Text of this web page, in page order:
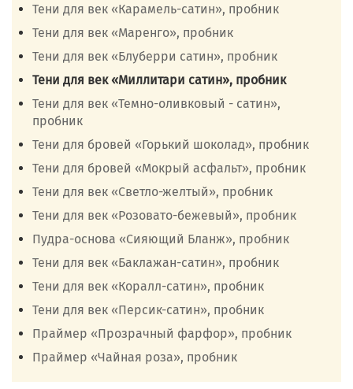
Тени для век «Карамель-сатин», пробник
Тени для век «Маренго», пробник
Тени для век «Блуберри сатин», пробник
Тени для век «Миллитари сатин», пробник
Тени для век «Темно-оливковый - сатин»,
пробник
Тени для бровей «Горький шоколад», пробник
Тени для бровей «Мокрый асфальт», пробник
Тени для век «Светло-желтый», пробник
Тени для век «Розовато-бежевый», пробник
Пудра-основа «Сияющий Бланж», пробник
Тени для век «Баклажан-сатин», пробник
Тени для век «Коралл-сатин», пробник
Тени для век «Персик-сатин», пробник
Праймер «Прозрачный фарфор», пробник
Праймер «Чайная роза», пробник